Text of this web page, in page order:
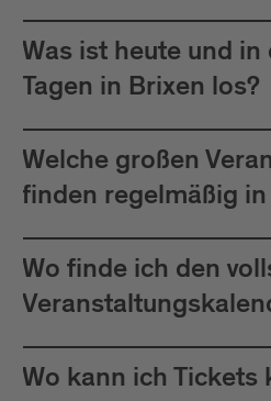
Was ist heute und in
Tagen in Brixen los?
Welche großen
finden regelmäßig
Wo finde ich den
Wo kann ich Tickets